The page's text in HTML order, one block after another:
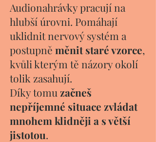
Audionahrávky pracují na
hlubší úrovni. Pomáhají
uklidnit nervový systém a
postupně měnit staré vzorce,
kvůli kterým tě názory okolí
tolik zasahují.
Díky tomu začneš
nepříjemné situace zvládat
mnohem klidněji a s větší
jistotou.